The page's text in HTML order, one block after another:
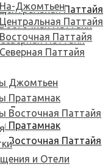
Центральная Паттайя
Восточная Паттайя
Северная Паттайя
Джомтьен
Пратамнак
Восточная Паттайя
На-Джомтьен
Центральная Паттайя
Восточная Паттайя
Северная Паттайя
Джомтьен
Пратамнак
Восточная Паттайя
и Отели